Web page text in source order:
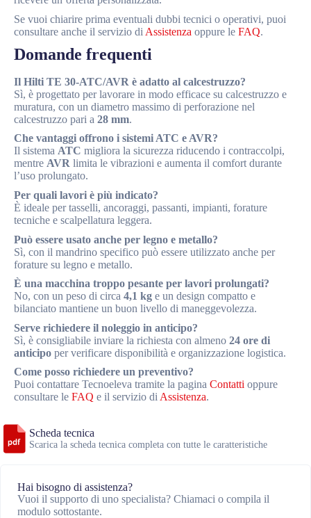
Se vuoi chiarire prima eventuali dubbi tecnici o operativi, puoi
consultare anche il servizio di Assistenza oppure le FAQ.
Domande frequenti
Il Hilti TE 30-ATC/AVR è adatto al calcestruzzo?
Sì, è progettato per lavorare in modo efficace su calcestruzzo e
muratura, con un diametro massimo di perforazione nel
calcestruzzo pari a 28 mm.
Che vantaggi offrono i sistemi ATC e AVR?
Il sistema ATC migliora la sicurezza riducendo i contraccolpi,
mentre AVR limita le vibrazioni e aumenta il comfort durante
l’uso prolungato.
Per quali lavori è più indicato?
È ideale per tasselli, ancoraggi, passanti, impianti, forature
tecniche e scalpellatura leggera.
Può essere usato anche per legno e metallo?
Sì, con il mandrino specifico può essere utilizzato anche per
forature su legno e metallo.
È una macchina troppo pesante per lavori prolungati?
No, con un peso di circa 4,1 kg e un design compatto e
bilanciato mantiene un buon livello di maneggevolezza.
Serve richiedere il noleggio in anticipo?
Sì, è consigliabile inviare la richiesta con almeno 24 ore di
anticipo per verificare disponibilità e organizzazione logistica.
Come posso richiedere un preventivo?
Puoi contattare Tecnoeleva tramite la pagina Contatti oppure
consultare le FAQ e il servizio di Assistenza.
Scheda tecnica
Scarica la scheda tecnica completa con tutte le caratteristiche
Hai bisogno di assistenza?
Vuoi il supporto di uno specialista? Chiamaci o compila il
modulo sottostante.